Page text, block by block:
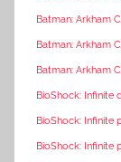
Batman: Arkham
Batman: Arkham
Batman: Arkham
BioShock: Infinite
BioShock: Infinite
BioShock: Infinite